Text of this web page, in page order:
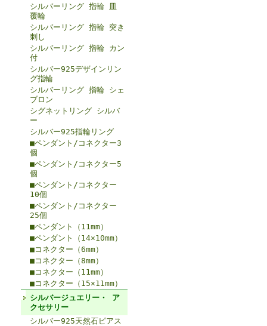
シルバーリング 指輪 皿
覆輪
シルバーリング 指輪 突き
刺し
シルバーリング 指輪 カン
付
シルバー925デザインリン
グ指輪
シルバーリング 指輪 シェ
ブロン
シグネットリング シルバ
ー
シルバー925指輪リング
■ペンダント/コネクター3
個
■ペンダント/コネクター5
個
■ペンダント/コネクター
10個
■ペンダント/コネクター
25個
■ペンダント（11mm）
■ペンダント（14×10mm）
■コネクター（6mm）
■コネクター（8mm）
■コネクター（11mm）
■コネクター（15×11mm）
シルバージュエリー・ ア
クセサリー
シルバー925天然石ピアス